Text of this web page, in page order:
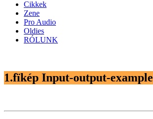
Cikkek
Zene
Pro Audio
Oldies
RÓLUNK
1.fïkép Input-output-example